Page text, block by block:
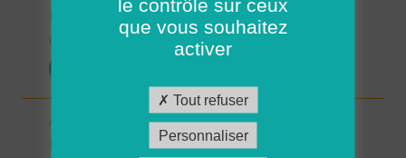
Possibilité de CDI ou CDD
Aide à domicile - CDD été -
Plourin/Brélès/Lanildut/Porspoder/Landunvez
le contrôle sur ceux
que vous souhaitez
activer
Tout refuser
Personnaliser